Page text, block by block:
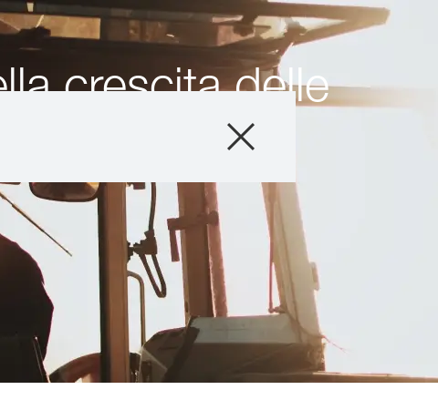
Servizi digitali
Storie & Eventi
Chi Siamo
crescita delle